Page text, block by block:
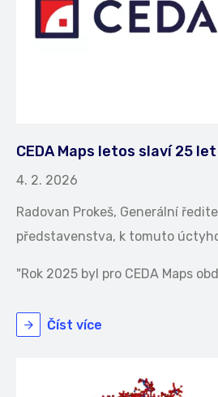
CEDA Maps letos slaví 25
4. 2. 2026
Radovan Prokeš, Generální
představenstva, k tomuto
"Rok 2025 byl pro CEDA Maps
Číst více